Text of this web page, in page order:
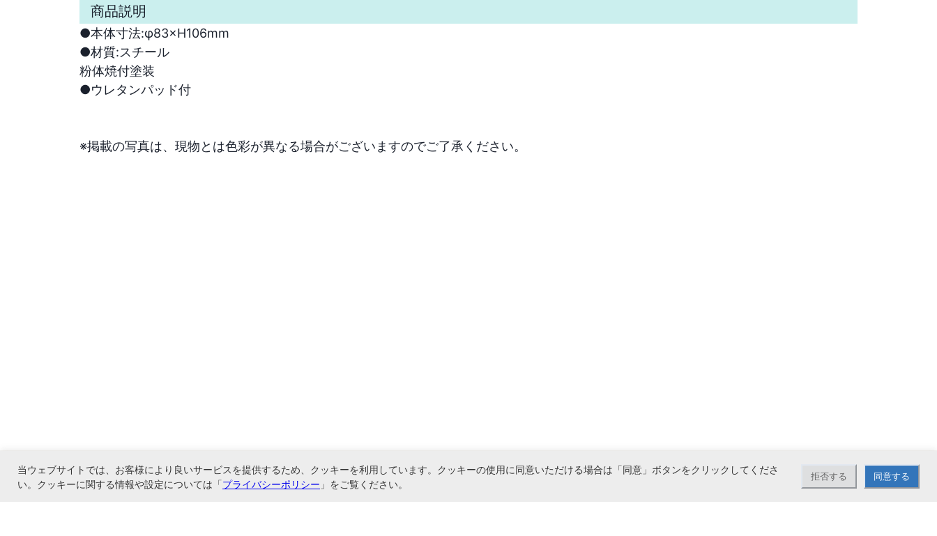
商品説明
●本体寸法:φ83×H106mm
●材質:スチール
粉体焼付塗装
●ウレタンパッド付
※掲載の写真は、現物とは色彩が異なる場合がございますのでご了承ください。
当ウェブサイトでは、お客様により良いサービスを提供するため、クッキーを利用しています。クッキーの使用に同意いただける場合は「同意」ボタンをクリックしてくださ
い。クッキーに関する情報や設定については「プライバシーポリシー 」をご覧ください。
拒否する 同意する